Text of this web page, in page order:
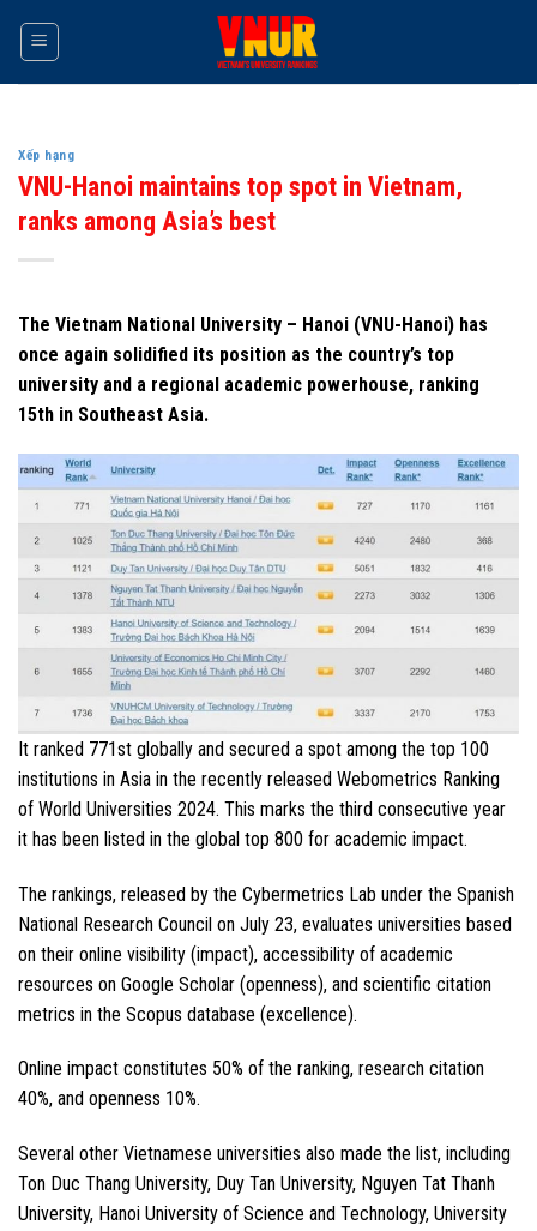
Xếp hạng
VNU-Hanoi maintains top spot in Vietnam,
ranks among Asia’s best
The Vietnam National University – Hanoi (VNU-Hanoi) has
once again solidified its position as the country’s top
university and a regional academic powerhouse, ranking
15th in Southeast Asia.
It ranked 771st globally and secured a spot among the top 100
institutions in Asia in the recently released Webometrics Ranking
of World Universities 2024. This marks the third consecutive year
it has been listed in the global top 800 for academic impact.
The rankings, released by the Cybermetrics Lab under the Spanish
National Research Council on July 23, evaluates universities based
on their online visibility (impact), accessibility of academic
resources on Google Scholar (openness), and scientific citation
metrics in the Scopus database (excellence).
Online impact constitutes 50% of the ranking, research citation
40%, and openness 10%.
Several other Vietnamese universities also made the list, including
Ton Duc Thang University, Duy Tan University, Nguyen Tat Thanh
University, Hanoi University of Science and Technology, University